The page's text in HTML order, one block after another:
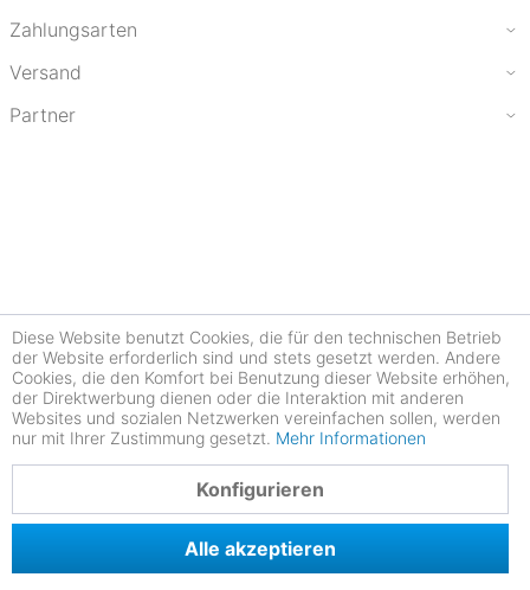
Zahlungsarten
Versand
Partner
Diese Website benutzt Cookies, die für den technischen Betrieb
der Website erforderlich sind und stets gesetzt werden. Andere
Cookies, die den Komfort bei Benutzung dieser Website erhöhen,
der Direktwerbung dienen oder die Interaktion mit anderen
Websites und sozialen Netzwerken vereinfachen sollen, werden
nur mit Ihrer Zustimmung gesetzt. Mehr Informationen
Konfigurieren
Alle akzeptieren